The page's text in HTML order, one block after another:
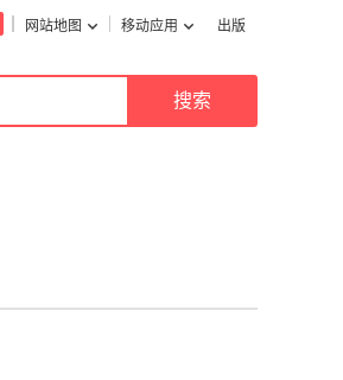
网站地图 移动应用 出版